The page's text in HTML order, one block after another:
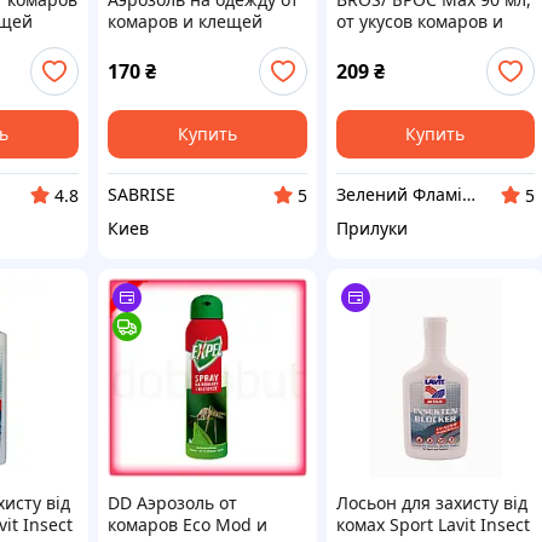
4.8
комаров и клещей
170₴
Купить
SABRISE
5
Киев
от укусов комаров и
209 ₴
Купить
Зелений Фламінго
5
Прилуки
від
Insect
DD Аэрозоль от
комаров Eco Mod и
Лосьон для захисту від
комах Sport Lavit Insect